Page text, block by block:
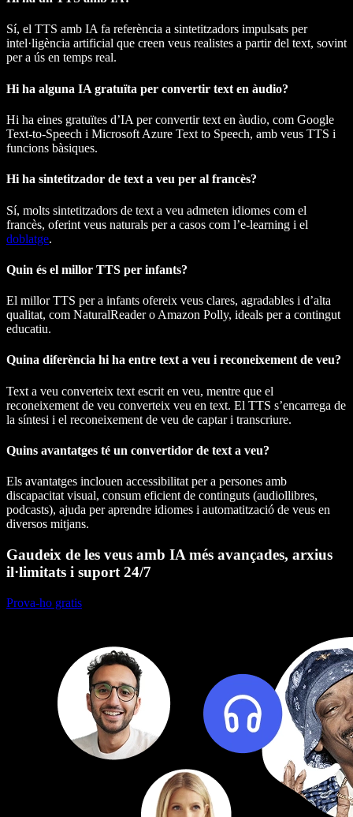
Sí, el TTS amb IA fa referència a sintetitzadors impulsats per
intel·ligència artificial que creen veus realistes a partir del text, sovint
per a ús en temps real.
Hi ha alguna IA gratuïta per convertir text en àudio?
Hi ha eines gratuïtes d’IA per convertir text en àudio, com Google
Text-to-Speech i Microsoft Azure Text to Speech, amb veus TTS i
funcions bàsiques.
Hi ha sintetitzador de text a veu per al francès?
Sí, molts sintetitzadors de text a veu admeten idiomes com el
francès, oferint veus naturals per a casos com l’e-learning i el
doblatge.
Quin és el millor TTS per infants?
El millor TTS per a infants ofereix veus clares, agradables i d’alta
qualitat, com NaturalReader o Amazon Polly, ideals per a contingut
educatiu.
Quina diferència hi ha entre text a veu i reconeixement de veu?
Text a veu converteix text escrit en veu, mentre que el
reconeixement de veu converteix veu en text. El TTS s’encarrega de
la síntesi i el reconeixement de veu de captar i transcriure.
Quins avantatges té un convertidor de text a veu?
Els avantatges inclouen accessibilitat per a persones amb
discapacitat visual, consum eficient de continguts (audiollibres,
podcasts), ajuda per aprendre idiomes i automatització de veus en
diversos mitjans.
Gaudeix de les veus amb IA més avançades, arxius
il·limitats i suport 24/7
Prova-ho gratis